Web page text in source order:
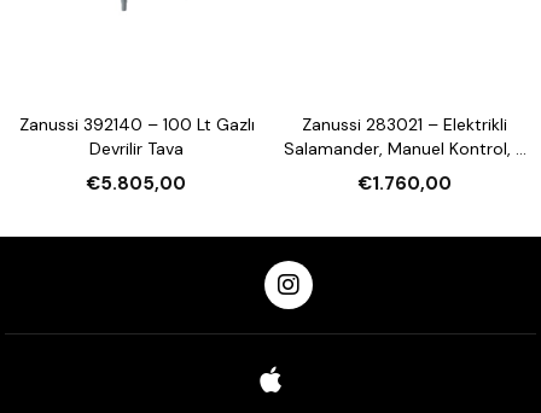
Zanussi 392140 – 100 Lt Gazlı
Devrilir Tava
€5.805,00
Zanussi 283021 – Elektrikli
Salamander, Manuel Kontrol, 3
Tarafı Açık, 600 mm
€1.760,00